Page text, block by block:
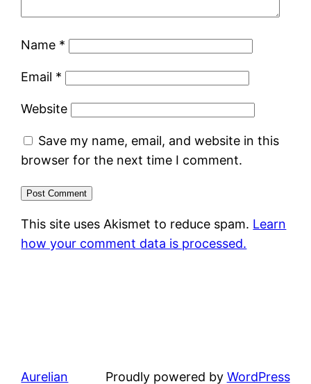
Name *
Email *
Website
Save my name, email, and website in this
browser for the next time I comment.
This site uses Akismet to reduce spam. Learn
how your comment data is processed.
Aurelian Proudly powered by WordPress